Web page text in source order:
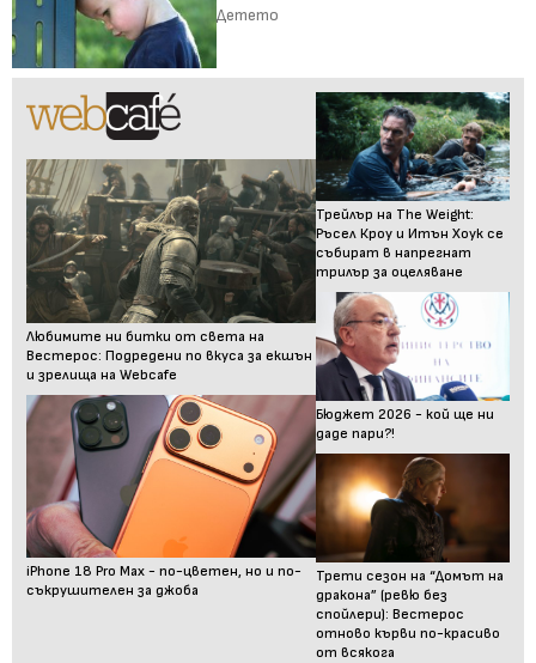
Детето
Любимите ни битки от света на
Вестерос: Подредени по вкуса за екшън
и зрелища на Webcafe
iPhone 18 Pro Max - по-цветен, но и по-
съкрушителен за джоба
Трейлър на The Weight:
Ръсел Кроу и Итън Хоук се
събират в напрегнат
трилър за оцеляване
Бюджет 2026 - кой ще ни
даде пари?!
Трети сезон на “Домът на
дракона” (ревю без
спойлери): Вестерос
отново кърви по-красиво
от всякога